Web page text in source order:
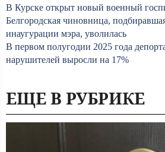
В Курске открыт новый военный
Белгородская чиновница,
инаугурации мэра, уволилась
В первом полугодии 2025 года
нарушителей выросли на 17%
ЕЩЕ В РУБРИКЕ